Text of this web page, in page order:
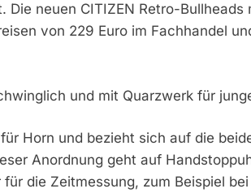
neuen CITIZEN Retro-
von 229 Euro im Fachhandel
und mit Quarzwerk für
Horn und bezieht sich auf die
Anordnung geht auf
die Zeitmessung, zum Beispiel